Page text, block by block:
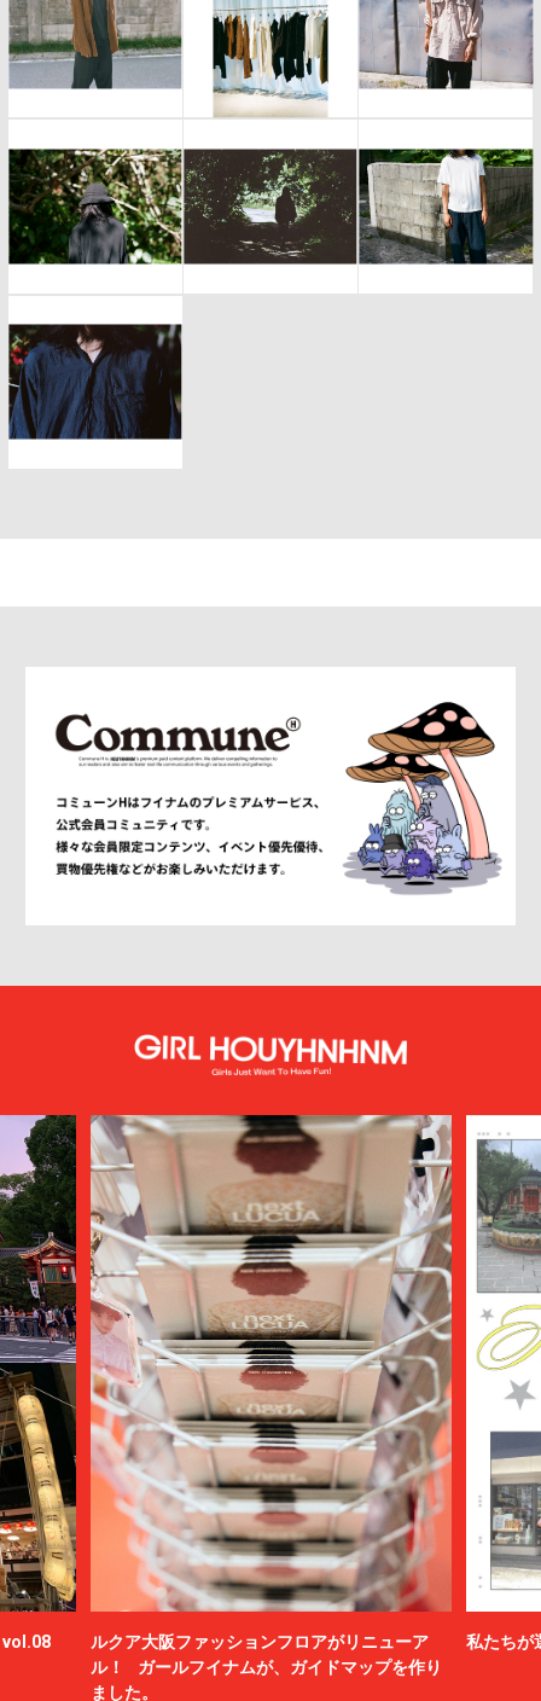
vol.08
ルクア大阪ファッションフロアがリニューア
ル！ ガールフイナムが、ガイドマップを作り
ました。
私たちが